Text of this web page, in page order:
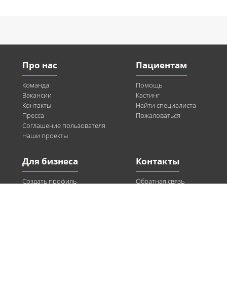
Про нас
Команда
Вакансии
Контакты
Пресса
Соглашение пользователя
Наши проекты
Пациентам
Помощь
Кастинг
Найти специалиста
Пожаловаться
Для бизнеса
Создать профиль
Контакты
Обратная связь